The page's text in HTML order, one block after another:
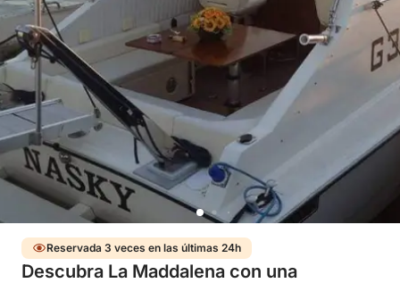
Reservada 3 veces en las últimas 24h
Descubra La Maddalena con una